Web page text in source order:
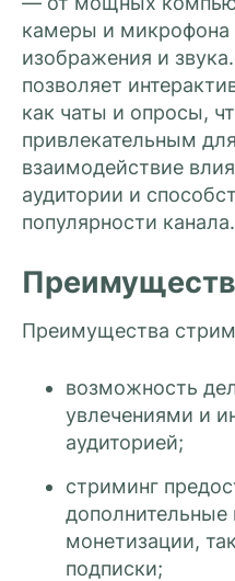
камеры и микрофона
изображения и
позволяет
как чаты и опросы,
привлекательным
взаимодействие
аудитории и
популярности канала.
Преимущества
возможность
увлечениями и
аудиторией;
стриминг
монетизации,
подписки;